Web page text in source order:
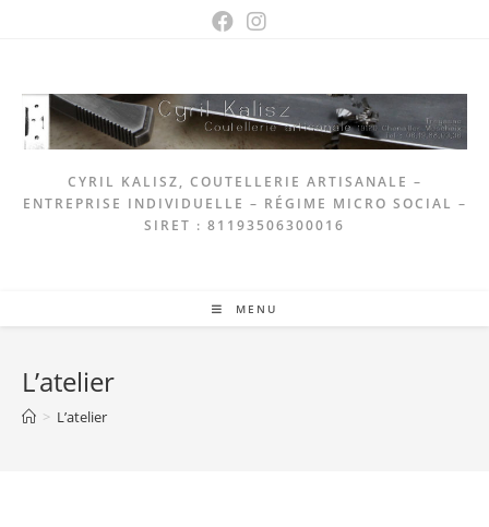
CYRIL KALISZ, COUTELLERIE ARTISANALE –
ENTREPRISE INDIVIDUELLE – RÉGIME MICRO SOCIAL –
SIRET : 81193506300016
MENU
L’atelier
> L’atelier